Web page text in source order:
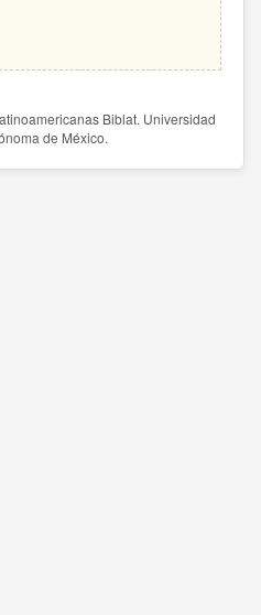
Biblat. Universidad
de México.